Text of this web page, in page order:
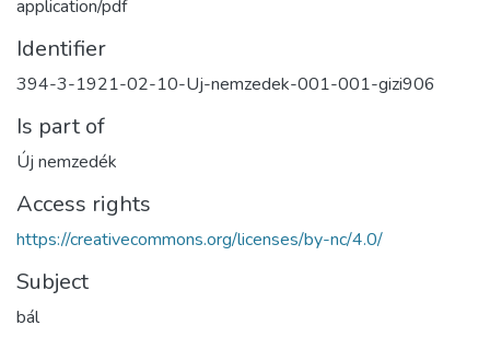
application/pdf
Identifier
394-3-1921-02-10-Uj-nemzedek-001-001-gizi906
Is part of
Új nemzedék
Access rights
https://creativecommons.org/licenses/by-nc/4.0/
Subject
bál